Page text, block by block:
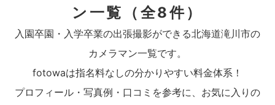
ン一覧
（全8件）
入園卒園・入学卒業の出張撮影ができる北海道滝川市の
カメラマン一覧です。
fotowaは指名料なしの分かりやすい料金体系！
プロフィール・写真例・口コミを参考に、お気に入りの